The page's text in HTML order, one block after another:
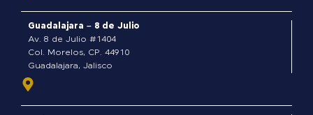
Guadalajara – 8 de Julio
Av. 8 de Julio #1404
Col. Morelos, CP. 44910
Guadalajara, Jalisco